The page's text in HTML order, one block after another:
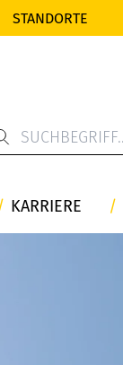
STANDORTE
KARRIERE